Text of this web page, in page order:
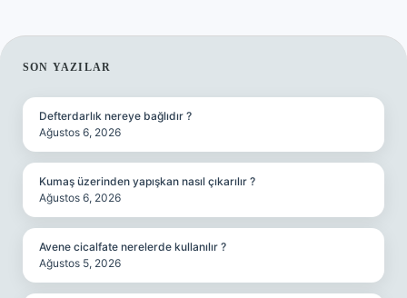
SIDEBAR
SON YAZILAR
Defterdarlık nereye bağlıdır ?
Ağustos 6, 2026
Kumaş üzerinden yapışkan nasıl çıkarılır ?
Ağustos 6, 2026
Avene cicalfate nerelerde kullanılır ?
Ağustos 5, 2026